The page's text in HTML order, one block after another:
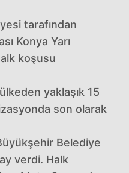
tarafından
Konya Yarı
koşusu
yaklaşık 15
son olarak
Belediye
verdi. Halk